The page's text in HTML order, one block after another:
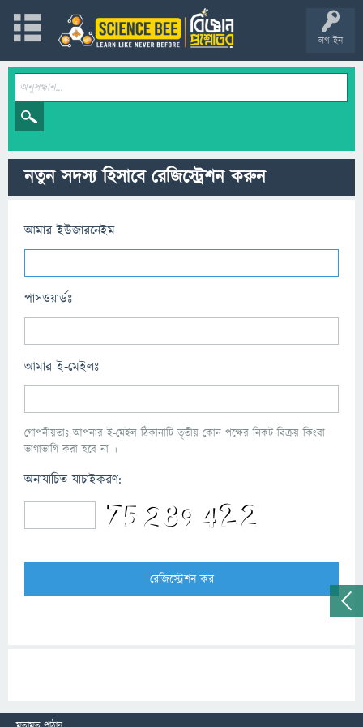
লগ ইন
নতুন সদস্য হিসাবে রেজিস্ট্রেশন করুন
আমার ইউজারনেইম
পাসওয়ার্ডঃ
আমার ই-মেইলঃ
গোপনীয়তাঃ আপনার ই-মেইল ঠিকানাটি তৃতীয় কোন পক্ষের নিকট বিক্রয় কিংবা
ভাগাভাগি করা হবে না ।
অনাযাচিত যাচাইকরণ: